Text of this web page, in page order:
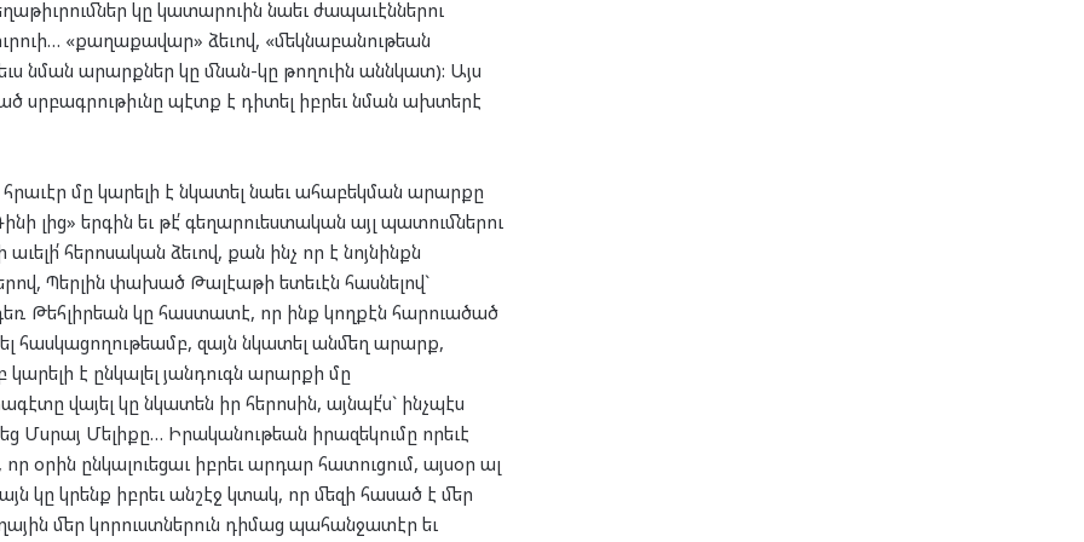
կը կատարուին նաեւ ժապաւէններու
«քաղաքավար» ձեւով, «մեկնաբանութեան
նման արարքներ կը մնան-կը թողուին աննկատ): Այս
սրբագրութիւնը պէտք է դիտել իբրեւ նման ախտերէ
մը կարելի է նկատել նաեւ ահաբեկման արարքը
լից» երգին եւ թէ՛ գեղարուեստական այլ պատումներու
հերոսական ձեւով, քան ինչ որ է նոյնինքն
Պերլին փախած Թալէաթի ետեւէն հասնելով`
Թեհլիրեան կը հաստատէ, որ ինք կողքէն հարուածած
հասկացողութեամբ, զայն նկատել անմեղ արարք,
է ընկալել յանդուգն արարքի մը
վայել կը նկատեն իր հերոսին, այնպէ՛ս` ինչպէս
Մսրայ Մելիքը… Իրականութեան իրազեկումը որեւէ
օրին ընկալուեցաւ իբրեւ արդար հատուցում, այսօր ալ
կը կրենք իբրեւ անշէջ կտակ, որ մեզի հասած է մեր
մեր կորուստներուն դիմաց պահանջատէր եւ